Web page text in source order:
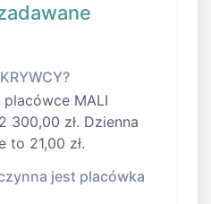
placówce MALI
300,00 zł. Dzienna
to 21,00 zł.
jest placówka